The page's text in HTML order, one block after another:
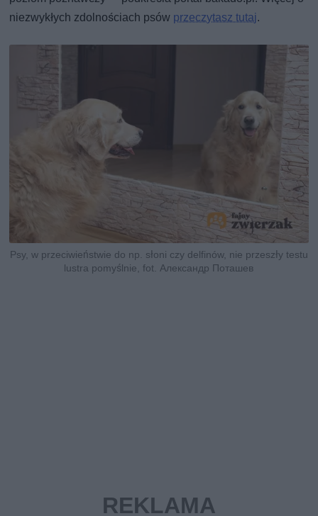
niezwykłych zdolnościach psów przeczytasz tutaj.
Psy, w przeciwieństwie do np. słoni czy delfinów, nie przeszły testu
lustra pomyślnie, fot. Александр Поташев